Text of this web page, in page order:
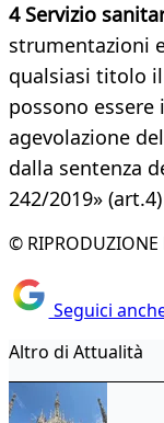
4 Servizio
strumentazioni
qualsiasi titolo
possono
agevolazione
dalla sentenza
242/2019» (art.4)
© RIPRODUZIONE
Seguici
Altro di Attualità